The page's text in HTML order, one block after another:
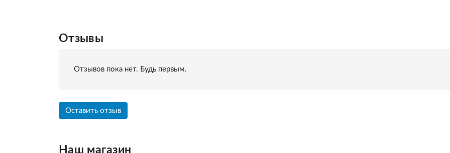
Отзывы
Отзывов пока нет. Будь первым.
Оставить отзыв
Наш магазин